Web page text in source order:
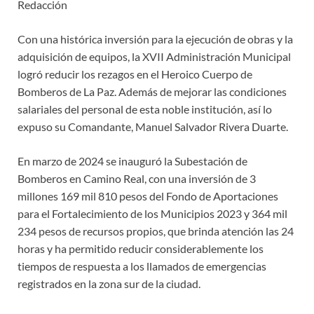
Redacción
Con una histórica inversión para la ejecución de obras y la
adquisición de equipos, la XVII Administración Municipal
logró reducir los rezagos en el Heroico Cuerpo de
Bomberos de La Paz. Además de mejorar las condiciones
salariales del personal de esta noble institución, así lo
expuso su Comandante, Manuel Salvador Rivera Duarte.
En marzo de 2024 se inauguró la Subestación de
Bomberos en Camino Real, con una inversión de 3
millones 169 mil 810 pesos del Fondo de Aportaciones
para el Fortalecimiento de los Municipios 2023 y 364 mil
234 pesos de recursos propios, que brinda atención las 24
horas y ha permitido reducir considerablemente los
tiempos de respuesta a los llamados de emergencias
registrados en la zona sur de la ciudad.